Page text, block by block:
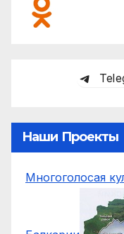
Наши Проекты
Многоголосая